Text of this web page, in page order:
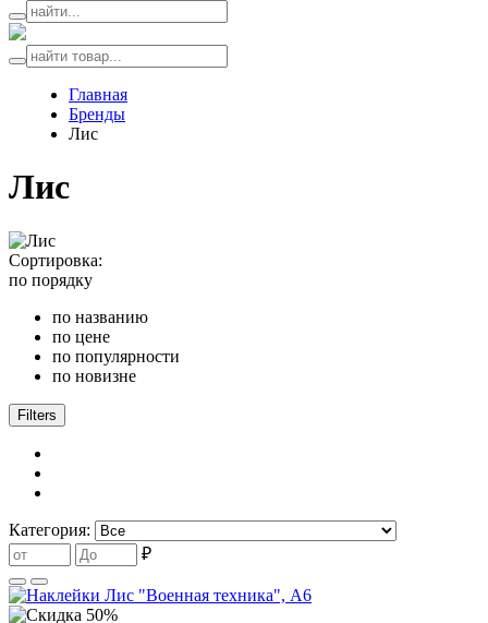
Главная
Бренды
Лис
Лис
Сортировка:
по порядку
по названию
по цене
по популярности
по новизне
Filters
Категория:
₽